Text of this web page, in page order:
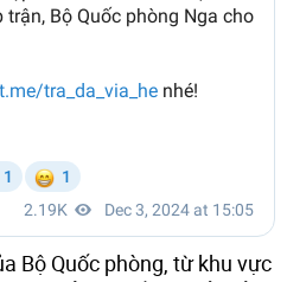
Bộ Quốc phòng, từ khu vực